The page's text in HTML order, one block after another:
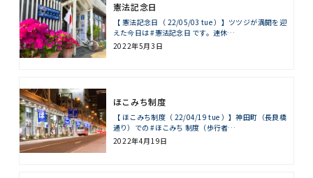
憲法記念日
【 憲法記念日（ 22/05/03 tue ）】ツツジが満開を迎
えた今日は #憲法記念日 です。連休…
2022年5月3日
ほこみち制度
【 ほこみち制度（ 22/04/19 tue ）】神田町（長良橋
通り）での #ほこみち 制度（歩行者…
2022年4月19日